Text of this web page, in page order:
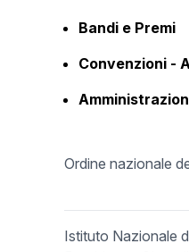
Bandi e Premi
Convenzioni -
Ordine nazionale
Istituto Nazionale